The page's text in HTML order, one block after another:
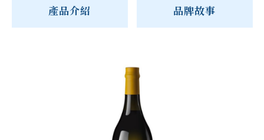
產品介紹 品牌故事